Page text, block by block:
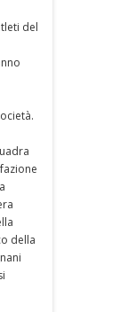
del
della